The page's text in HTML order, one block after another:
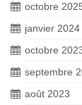
octobre
janvier 2024
octobre
septembre
août 2023